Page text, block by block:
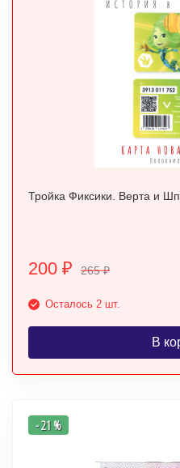
Тройка Фиксики. Верта и
200 ₽ 265₽
Осталось 2 шт.
В
- 21 %